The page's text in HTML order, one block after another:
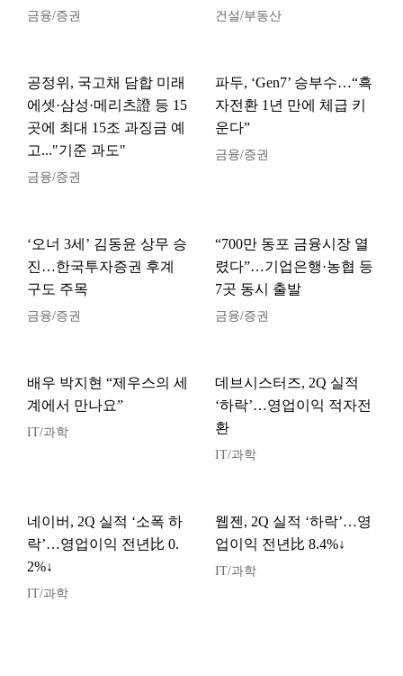
금융/증권 건설/부동산
공정위, 국고채 담합 미래
에셋·삼성·메리츠證 등 15
곳에 최대 15조 과징금 예
고..."기준 과도"
금융/증권
파두, ‘Gen7’ 승부수…“흑
자전환 1년 만에 체급 키
운다”
금융/증권
‘오너 3세’ 김동윤 상무 승
진…한국투자증권 후계
구도 주목
금융/증권
“700만 동포 금융시장 열
렸다”…기업은행·농협 등
7곳 동시 출발
금융/증권
배우 박지현 “제우스의 세
계에서 만나요”
IT/과학
데브시스터즈, 2Q 실적
‘하락’…영업이익 적자전
환
IT/과학
네이버, 2Q 실적 ‘소폭 하
락’…영업이익 전년比 0.
2%↓
IT/과학
웹젠, 2Q 실적 ‘하락’…영
업이익 전년比 8.4%↓
IT/과학